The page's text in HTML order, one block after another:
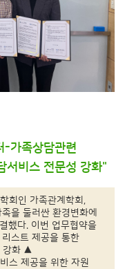
-가족상담관련
서비스 전문성 강화"
회인 가족관계학회,
을 둘러싼 환경변화에
했다. 이번 업무협약을
스트 제공을 통한
강화 ▲
스 제공을 위한 자원